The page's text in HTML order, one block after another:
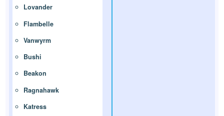
Lovander
Flambelle
Vanwyrm
Bushi
Beakon
Ragnahawk
Katress